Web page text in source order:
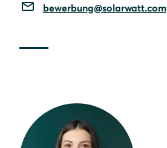
bewerbung@solarwatt.com